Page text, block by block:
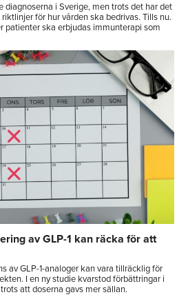
diagnoserna i Sverige, men trots det har det
för hur vården ska bedrivas. Tills nu.
patienter ska erbjudas immunterapi som
av GLP-1 kan räcka för att
av GLP-1-analoger kan vara tillräcklig för
I en ny studie kvarstod förbättringar i
att doserna gavs mer sällan.